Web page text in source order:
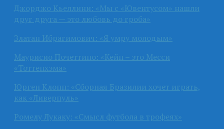
Джорджо Кьеллини: «Мы с «Ювентусом» нашли
друг друга — это любовь до гроба»
Златан Ибрагимович: «Я умру молодым»
Маурисио Почеттино: «Кейн – это Месси
«Тоттенхэма»
Юрген Клопп: «Сборная Бразилии хочет играть,
как «Ливерпуль»
Ромелу Лукаку: «Смысл футбола в трофеях»